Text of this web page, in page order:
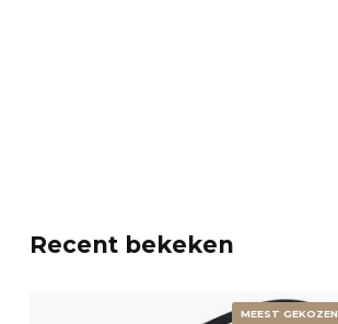
Recent bekeken
MEEST GEKOZEN